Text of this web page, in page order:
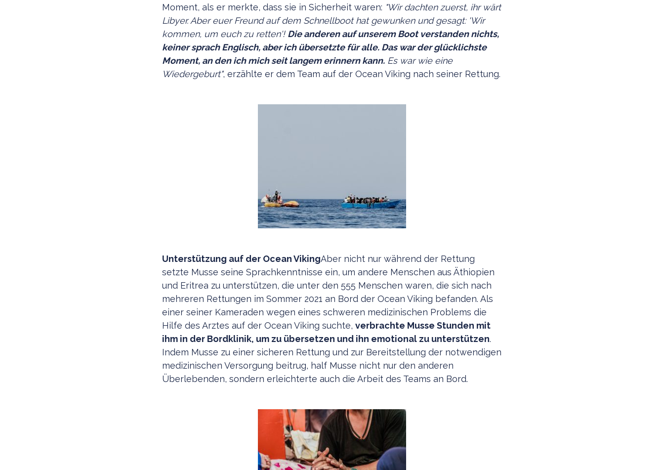
Moment, als er merkte, dass sie in Sicherheit waren: "Wir dachten zuerst, ihr wärt
Libyer. Aber euer Freund auf dem Schnellboot hat gewunken und gesagt: 'Wir
kommen, um euch zu retten'! Die anderen auf unserem Boot verstanden nichts,
keiner sprach Englisch, aber ich übersetzte für alle. Das war der glücklichste
Moment, an den ich mich seit langem erinnern kann. Es war wie eine
Wiedergeburt", erzählte er dem Team auf der Ocean Viking nach seiner Rettung.
Unterstützung auf der Ocean VikingAber nicht nur während der Rettung
setzte Musse seine Sprachkenntnisse ein, um andere Menschen aus Äthiopien
und Eritrea zu unterstützen, die unter den 555 Menschen waren, die sich nach
mehreren Rettungen im Sommer 2021 an Bord der Ocean Viking befanden. Als
einer seiner Kameraden wegen eines schweren medizinischen Problems die
Hilfe des Arztes auf der Ocean Viking suchte, verbrachte Musse Stunden mit
ihm in der Bordklinik, um zu übersetzen und ihn emotional zu unterstützen.
Indem Musse zu einer sicheren Rettung und zur Bereitstellung der notwendigen
medizinischen Versorgung beitrug, half Musse nicht nur den anderen
Überlebenden, sondern erleichterte auch die Arbeit des Teams an Bord.